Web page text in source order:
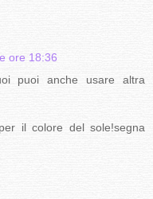
ore 18:36
puoi anche usare altra
il colore del sole!segna